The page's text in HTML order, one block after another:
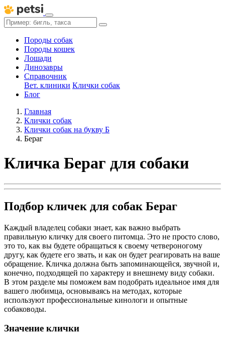
Породы собак
Породы кошек
Лошади
Динозавры
Справочник
Вет. клиники Клички собак
Блог
Главная
Клички собак
Клички собак на букву Б
Бераг
Кличка Бераг для собаки
Подбор кличек для собак Бераг
Каждый владелец собаки знает, как важно выбрать
правильную кличку для своего питомца. Это не просто слово,
это то, как вы будете обращаться к своему четвероногому
другу, как будете его звать, и как он будет реагировать на ваше
обращение. Кличка должна быть запоминающейся, звучной и,
конечно, подходящей по характеру и внешнему виду собаки.
В этом разделе мы поможем вам подобрать идеальное имя для
вашего любимца, основываясь на методах, которые
используют профессиональные кинологи и опытные
собаководы.
Значение клички